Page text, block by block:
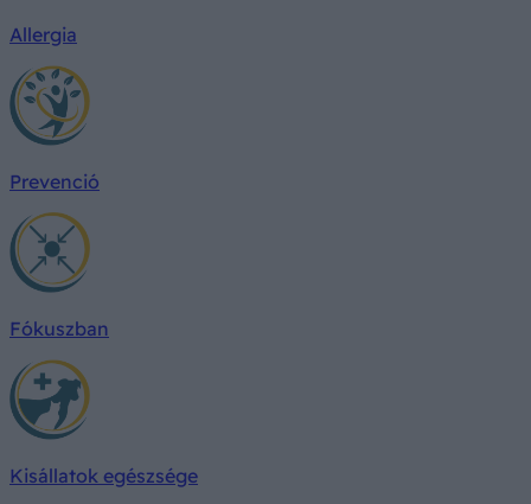
Allergia
Prevenció
Fókuszban
Kisállatok egészsége